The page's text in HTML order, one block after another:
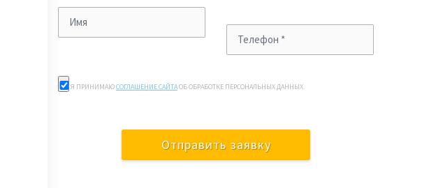
Я ПРИНИМАЮСОГЛАШЕНИЕ САЙТАОБ ОБРАБОТКЕ ПЕРСОНАЛЬНЫХ ДАННЫХ.